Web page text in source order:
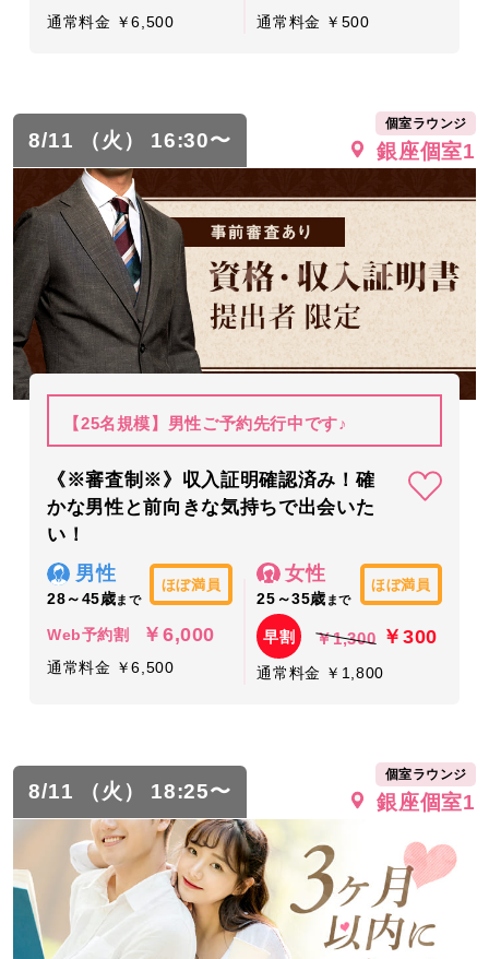
通常料金 ￥6,500 通常料金 ￥500
8/11 （火） 16:30〜
個室ラウンジ
銀座個室1
【25名規模】男性ご予約先行中です♪
《※審査制※》収入証明確認済み！確
かな男性と前向きな気持ちで出会いた
い！
男性
28～45歳まで
ほぼ満員
Web予約割 ￥6,000
通常料金 ￥6,500
女性
25～35歳 まで
ほぼ満員
早割 ￥1,300 ￥300
通常料金 ￥1,800
8/11 （火） 18:25〜
個室ラウンジ
銀座個室1